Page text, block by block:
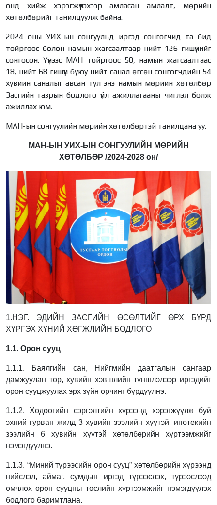
онд хийж хэрэгжүүлэхээр амласан амлалт, мөрийн
хөтөлбөрийг танилцуулж байна.
2024 оны УИХ-ын сонгуульд иргэд сонгогчид та бид
тойргоос болон намын жагсаалтаар нийт 126 гишүүнийг
сонгосон. Үүнээс МАН тойргоос 50, намын жагсаалтаас
18, нийт 68 гишүүн буюу нийт санал өгсөн сонгогчдийн 54
хувийн саналыг авсан тул энэ намын мөрийн хөтөлбөр
Засгийн газрын бодлого үйл ажиллагааны чиглэл болж
ажиллах юм.
МАН-ын сонгуулийн мөрийн хөтөлбөртэй танилцана уу.
МАН-ЫН УИХ-ЫН СОНГУУЛИЙН МӨРИЙН
ХӨТӨЛБӨР /2024-2028 он/
1.НЭГ. ЭДИЙН ЗАСГИЙН ӨСӨЛТИЙГ ӨРХ БҮРД
ХҮРГЭХ ХҮНИЙ ХӨГЖЛИЙН БОДЛОГО
1.1. Орон сууц
1.1.1. Баялгийн сан, Нийгмийн даатгалын сангаар
дамжуулан төр, хувийн хэвшлийнтүншлэлээр иргэдийг
орон сууцжуулах эрх зүйн орчинг бүрдүүлнэ.
1.1.2. Хөдөөгийн сэргэлтийн хүрээнд хэрэгжүүлж буй
эхний гурван жилд 3 хувийн зээлийн хүүтэй, ипотекийн
зээлийн 6 хувийн хүүтэй хөтөлбөрийн хүртээмжийг
нэмэгдүүлнэ.
1.1.3. “Миний түрээсийн орон сууц” хөтөлбөрийн хүрээнд
нийслэл, аймаг, сумдын иргэд түрээслэх, түрээслээд
өмчлөх орон сууцны төслийн хүртээмжийг нэмэгдүүлэх
бодлого баримтлана.